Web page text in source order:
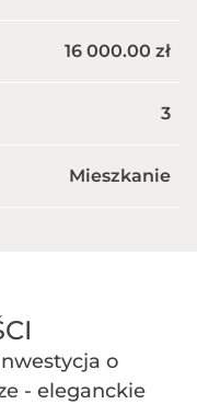
16 000.00 zł
3
Mieszkanie
o
- eleganckie